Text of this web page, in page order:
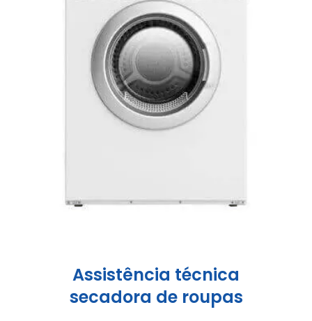
Assistência técnica
secadora de roupas